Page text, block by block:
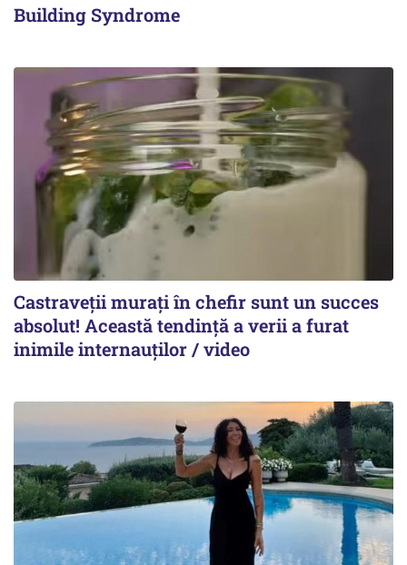
Building Syndrome
Castraveții murați în chefir sunt un succes
absolut! Această tendință a verii a furat
inimile internauților / video